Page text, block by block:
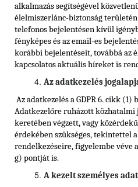
alkalmazás segítségével
élelmiszerlánc-biztonság
telefonos bejelentésen kívül
fényképes és az email-es
korábbi bejelentéseit, továbbá az
kapcsolatos aktuális híreket is
Az adatkezelés
Az adatkezelés a GDPR 6. cikk
Adatkezelőre ruházott közhatalmi
keretében végzett, vagy
érdekében szükséges, tekintettel a
rendelkezéseire, figyelembe véve
g) pontját is.
A kezelt személyes